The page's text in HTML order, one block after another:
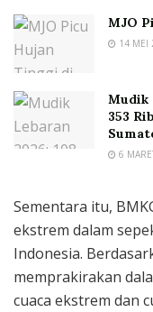
MJO
14 MEI
Mudik
353
6
Sementara itu,
ekstrem dalam
Indonesia.
memprakirakan
cuaca ekstrem dan